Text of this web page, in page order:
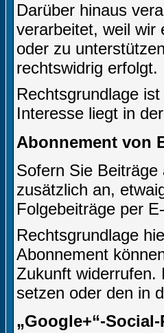
Darüber hinaus
verarbeitet, weil wir
oder zu
rechtswidrig erfolgt.
Rechtsgrundlage
Interesse liegt in
Abonnement von
Sofern Sie
zusätzlich an,
Folgebeiträge per
Rechtsgrundlage
Abonnement
Zukunft widerrufen.
setzen oder den in
„Google+“-